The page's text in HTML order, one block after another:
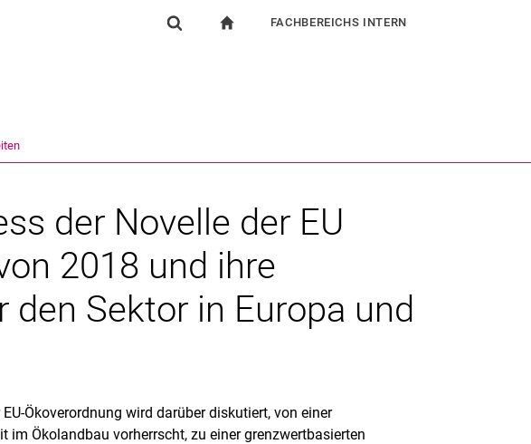
zu: Hauptnavigation
FACHBEREICHS INTERN
der Novelle der EU
2018 und ihre
Sektor in Europa und
Ökoverordnung wird darüber diskutiert, von einer
im Ökolandbau vorherrscht, zu einer grenzwertbasierten